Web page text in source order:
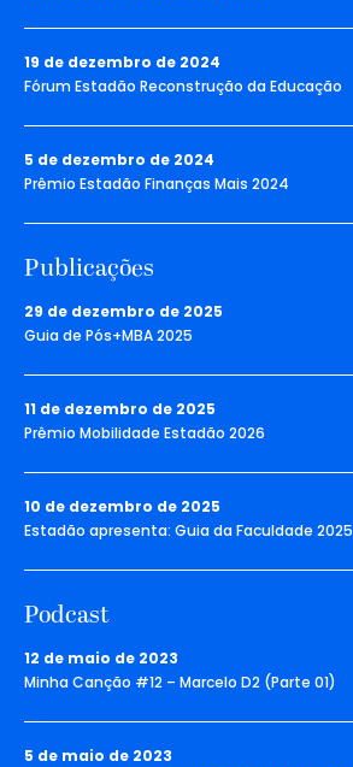
19 de dezembro de 2024
Fórum Estadão Reconstrução da Educação
5 de dezembro de 2024
Prêmio Estadão Finanças Mais 2024
Publicações
29 de dezembro de 2025
Guia de Pós+MBA 2025
11 de dezembro de 2025
Prêmio Mobilidade Estadão 2026
10 de dezembro de 2025
Estadão apresenta: Guia da Faculdade 2025
Podcast
12 de maio de 2023
Minha Canção #12 – Marcelo D2 (Parte 01)
5 de maio de 2023